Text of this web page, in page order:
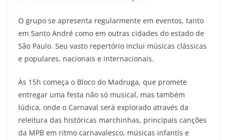
O grupo se apresenta regularmente em eventos, tanto
em Santo André como em outras cidades do estado de
São Paulo. Seu vasto repertório inclui músicas clássicas
e populares, nacionais e internacionais.
Às 15h começa o Bloco do Madruga, que promete
entregar uma festa não só musical, mas também
lúdica, onde o Carnaval será explorado através da
releitura das históricas marchinhas, principais canções
da MPB em ritmo carnavalesco, músicas infantis e